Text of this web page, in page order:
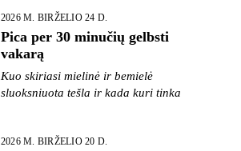
2026 M. BIRŽELIO 24 D.
Pica per 30 minučių gelbsti
vakarą
Kuo skiriasi mielinė ir bemielė
sluoksniuota tešla ir kada kuri tinka
2026 M. BIRŽELIO 20 D.